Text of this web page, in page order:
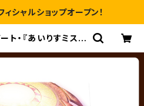
ャルショップオープン！
ト・『あいりすミステ
／べっかんこう | fla